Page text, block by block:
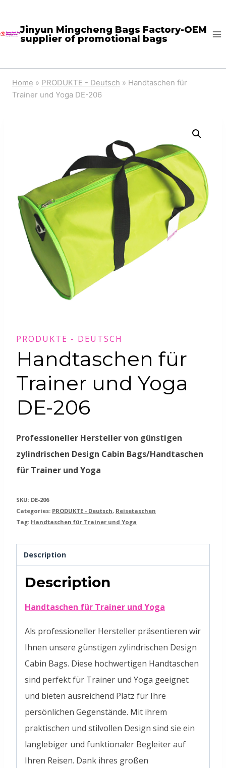
content
Jinyun Mingcheng Bags Factory-OEM
supplier of promotional bags
Home » PRODUKTE - Deutsch » Handtaschen für
Trainer und Yoga DE-206
PRODUKTE - DEUTSCH
Handtaschen für
Trainer und Yoga
DE-206
Professioneller Hersteller von günstigen
zylindrischen Design Cabin Bags/Handtaschen
für Trainer und Yoga
SKU: DE-206
Categories: PRODUKTE - Deutsch, Reisetaschen
Tag: Handtaschen für Trainer und Yoga
Description
Description
Handtaschen für Trainer und Yoga
Als professioneller Hersteller präsentieren wir
Ihnen unsere günstigen zylindrischen Design
Cabin Bags. Diese hochwertigen Handtaschen
sind perfekt für Trainer und Yoga geeignet
und bieten ausreichend Platz für Ihre
persönlichen Gegenstände. Mit ihrem
praktischen und stilvollen Design sind sie ein
langlebiger und funktionaler Begleiter auf
Ihren Reisen. Dank ihres großen